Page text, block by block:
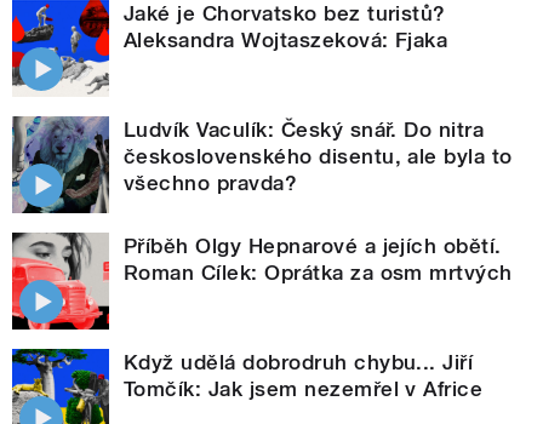
Jaké je Chorvatsko bez turistů?
Aleksandra Wojtaszeková: Fjaka
Ludvík Vaculík: Český snář. Do nitra
československého disentu, ale byla to
všechno pravda?
Příběh Olgy Hepnarové a jejích obětí.
Roman Cílek: Oprátka za osm mrtvých
Když udělá dobrodruh chybu... Jiří
Tomčík: Jak jsem nezemřel v Africe